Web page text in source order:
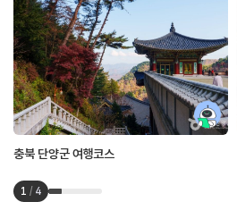
충북 단양군 여행코스
1 / 4